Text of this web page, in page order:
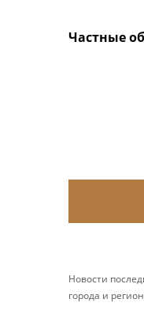
Частные
Новости
города и